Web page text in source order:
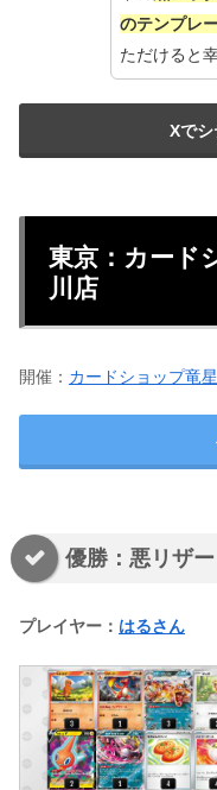
のテンプレ
ただけると
Xでシ
東京：カード
川店
開催： カードショップ竜
優勝：悪リザ
プレイヤー： はるさん